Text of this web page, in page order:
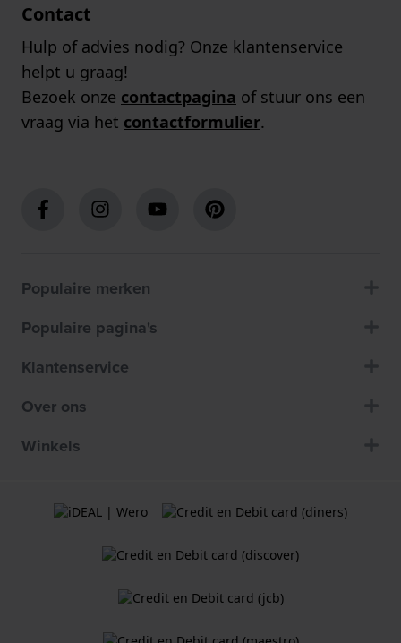
Contact
Hulp of advies nodig? Onze klantenservice
helpt u graag!
Bezoek onze contactpagina of stuur ons een
vraag via het contactformulier.
Populaire merken
Populaire pagina's
Klantenservice
Over ons
Winkels